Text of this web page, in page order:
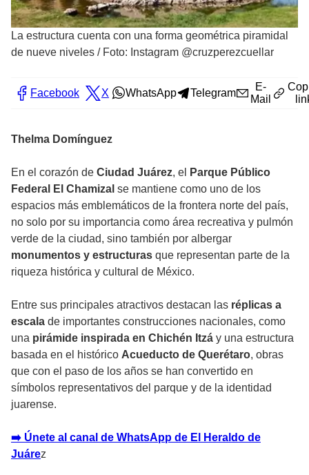
La estructura cuenta con una forma geométrica piramidal
de nueve niveles / Foto: Instagram @cruzperezcuellar
Facebook X WhatsApp Telegram
E-
Mail
Thelma Domínguez
En el corazón de Ciudad Juárez, el
Parque Público
Federal El Chamizal se mantiene como uno de los
espacios más emblemáticos de la frontera norte del país,
no solo por su importancia como área recreativa y pulmón
verde de la ciudad, sino también por albergar
monumentos y estructuras que representan parte de la
riqueza histórica y cultural de México.
Entre sus principales atractivos destacan las réplicas a
escala de importantes construcciones nacionales, como
una pirámide inspirada en Chichén Itzá y una estructura
basada en el histórico Acueducto de Querétaro, obras
que con el paso de los años se han convertido en
símbolos representativos del parque y de la identidad
juarense.
➡️ Únete al canal de WhatsApp de El Heraldo de
Juárez